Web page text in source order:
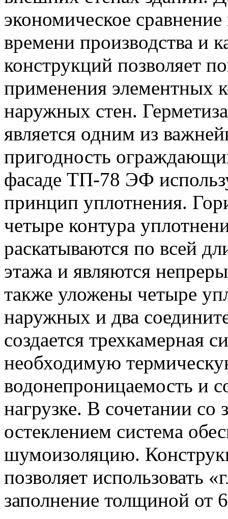
экономическое
времени производства и
конструкций позволяет
применения элементных
наружных стен.
является одним из
пригодность
фасаде ТП-78 ЭФ
принцип уплотнения.
четыре контура
раскатываются по всей
этажа и являются
также уложены четыре
наружных и два
создается трехкамерная
необходимую
водонепроницаемость и
нагрузке. В сочетании
остеклением система
шумоизоляцию.
позволяет использовать
заполнение толщиной от